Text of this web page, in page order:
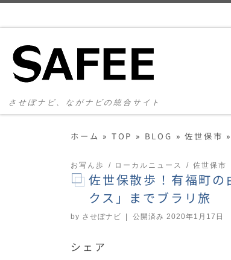
させぼナビ、ながナビの統合サイト
ホーム » TOP » BLOG » 佐世保市 »
お写ん歩 ローカルニュース 佐世保市
佐世保散歩！有福町
クス」までブラリ旅
by させぼナビ | 公開済み 2020年1月17日
シェア